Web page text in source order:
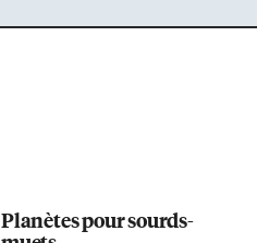
Planètes pour sourds-